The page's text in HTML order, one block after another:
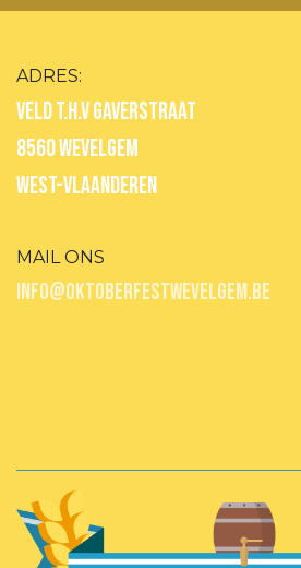
ADRES:
Veld T.H.V GAVERSTRAAT
8560 WEVELGEM
WEST-VLAANDEREN
MAIL ONS
INFO@OKTOBERFESTWEVELGEM.BE